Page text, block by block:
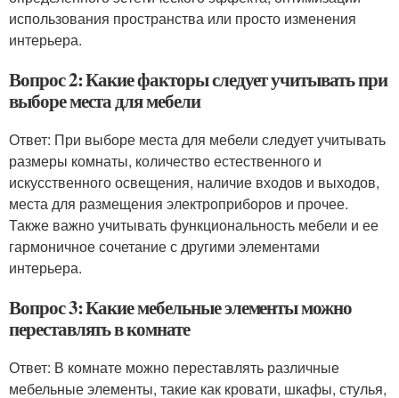
использования пространства или просто изменения
интерьера.
Вопрос 2: Какие факторы следует учитывать при
выборе места для мебели
Ответ: При выборе места для мебели следует учитывать
размеры комнаты, количество естественного и
искусственного освещения, наличие входов и выходов,
места для размещения электроприборов и прочее.
Также важно учитывать функциональность мебели и ее
гармоничное сочетание с другими элементами
интерьера.
Вопрос 3: Какие мебельные элементы можно
переставлять в комнате
Ответ: В комнате можно переставлять различные
мебельные элементы, такие как кровати, шкафы, стулья,